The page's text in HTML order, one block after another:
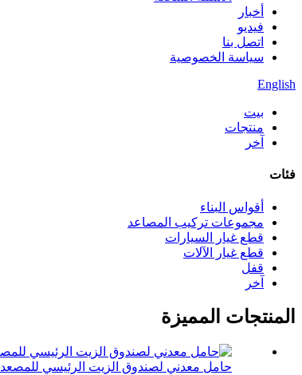
أخبار
فيديو
اتصل بنا
سياسة الخصوصية
English
بيت
منتجات
آخر
فئات
أقواس البناء
مجموعات تركيب المصاعد
قطع غيار السيارات
قطع غيار الآلات
قفل
آخر
المنتجات المميزة
حامل معدني لصندوق الزيت الرئيسي للمصعد